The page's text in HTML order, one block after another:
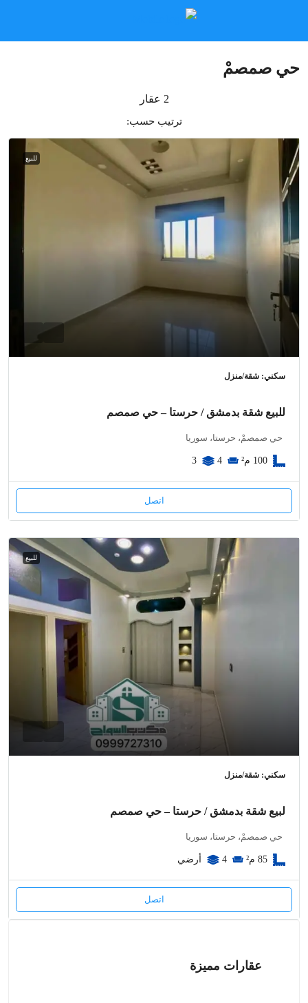
حي صمصمْ
2 عقار
ترتيب حسب:
للبيع
سكني: شقة/منزل
للبيع شقة بدمشق / حرستا – حي صمصم
حي صمصمْ، حرستا، سوريا
100 م² 4
3
اتصل
للبيع
سكني: شقة/منزل
لبيع شقة بدمشق / حرستا – حي صمصم
حي صمصمْ، حرستا، سوريا
85 م² 4 أرضي
اتصل
عقارات مميزة